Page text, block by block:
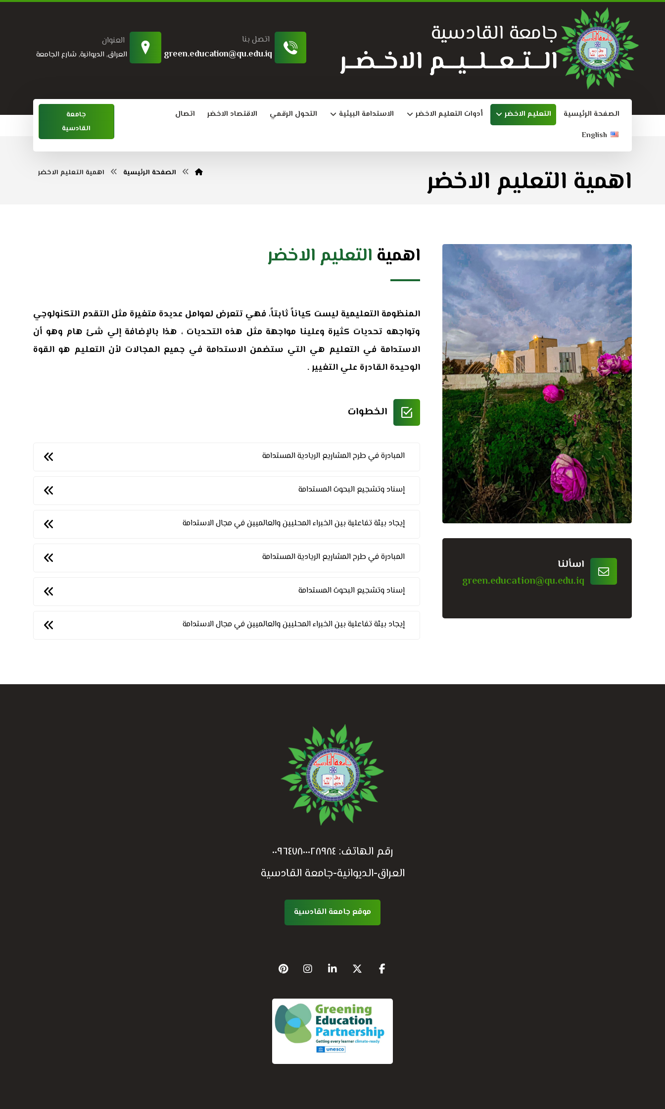
جامعة القادسية
الـــتــعـــلـــيـــم الاخــضــر
العنوان
العراق, الديوانية, شارع الجامعة
اتصل بنا
green.education@qu.edu.iq
الصفحة الرئيسية التعليم الاخضر أدوات التعليم الاخضر الاستدامة البيئية التحول الرقمي الاقتصاد الاخضر
اتصال
English
جامعة
القادسية
اهمية التعليم الاخضر الصفحة الرئيسية اهمية التعليم الاخضر
اهمية التعليم الاخضر
المنظومة التعليمية ليست كياناً ثابتاً، فهي تتعرض لعوامل عديدة متغيرة مثل التقدم التكنولوجي
وتواجهه تحديات كثيرة وعلينا مواجهة مثل هذه التحديات ، هذا بالإضافة إلي شئ هام وهو أن
الاستدامة في التعليم هي التي ستضمن الاستدامة في جميع المجالات لأن التعليم هو القوة
الوحيدة القادرة علي التغيير .
الخطوات
المبادرة في طرح المشاريع الريادية المستدامة
إسناد وتشجيع البحوث المستدامة
إيجاد بيئة تفاعلية بين الخبراء المحليين والعالميين في مجال الاستدامة
المبادرة في طرح المشاريع الريادية المستدامة
إسناد وتشجيع البحوث المستدامة
إيجاد بيئة تفاعلية بين الخبراء المحليين والعالميين في مجال الاستدامة
اسألنا
green.education@qu.edu.iq
رقم الهاتف: ٠٠٩٦٤٧٨٠٠٠٢٨٩٨٤
العراق-الديوانية-جامعة القادسية
موقع جامعة القادسية